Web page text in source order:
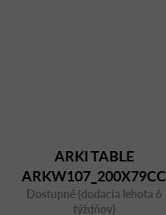
ARKI TABLE
ARKW107_200X79CC
Dostupné (dodacia lehota 6
týždňov)